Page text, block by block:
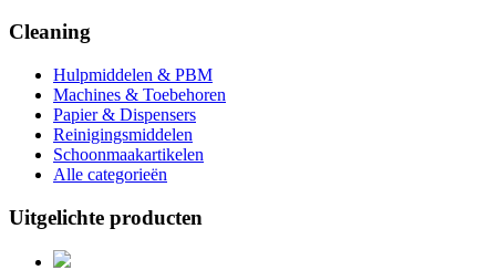
Cleaning
Hulpmiddelen & PBM
Machines & Toebehoren
Papier & Dispensers
Reinigingsmiddelen
Schoonmaakartikelen
Alle categorieën
Uitgelichte producten